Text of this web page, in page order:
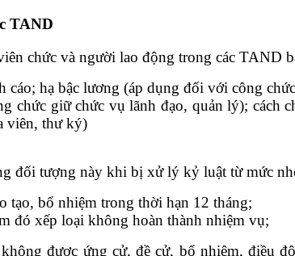
TAND
chức và người lao động trong các TAND
hạ bậc lương (áp dụng đối với công
chức giữ chức vụ lãnh đạo, quản lý); cách
viên, thư ký)
đối tượng này khi bị xử lý kỷ luật từ mức
tạo, bổ nhiệm trong thời hạn 12 tháng;
đó xếp loại không hoàn thành nhiệm vụ;
được ứng cử, đề cử, bổ nhiệm, điều